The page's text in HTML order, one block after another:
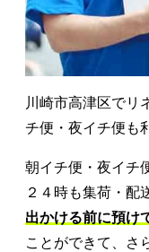
川崎市高津区でリ
チ便・夜イチ便も
朝イチ便・夜イチ
２４時も集荷・配
出かける前に預け
ことができて、さ